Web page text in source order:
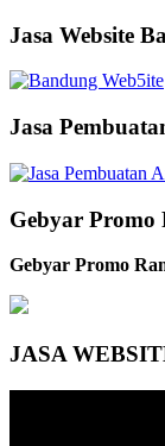
Jasa Website
Jasa
Gebyar Promo
Gebyar Promo
JASA